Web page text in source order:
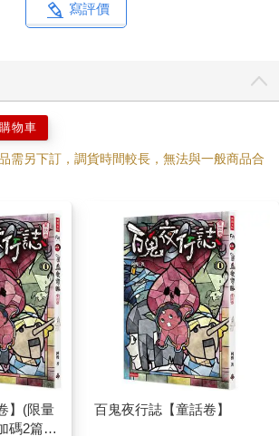
寫評價
物車
需另下訂，調貨時間較長，無法與一般商品合
】(限量
碼2篇全
百鬼夜行誌【童話卷】